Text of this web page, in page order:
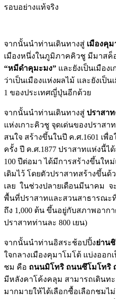
รอบอย่างแท้จริง
จากนั้นนำท่านเดินทางสู่ เมืองคุ
เมืองหนึ่งในภูมิภาคคิวชู มีมาสค็
“หมีดำคุมะมง” และยังเป็นเมือง
ว่าเป็นเมืองแห่งผลไม้ และยังเป็
1 ของประเทศญี่ปุ่นอีกด้วย
จากนั้นนำท่านเดินทางสู่ ปราสา
แห่งเกาะคิวชู จุดเด่นของปราส
สนใจ สร้างขึ้นในปี ค.ศ.1601 เพื่
ครั้ง ปี ค.ศ.1877 ปราสาทแห่งนี้
100 ปีต่อมา ได้มีการสร้างขึ้นให
เดิมไว้ โดยตัวปราสาทสร้างขึ้น
เลย ในช่วงปลายเดือนมีนาคม
พื้นที่ปราสาทและสวนสาธารณะ
ถึง 1,000 ต้น ขึ้นอยู่กับสภาพอาก
ปราสาทท่านละ 800 เยน)
จากนั้นนำท่านอิสระช้อปปิ้งย่าน
ใจกลางเมืองคุมาโมโต้ แบ่งออก
ชม คือ ถนนมิโทริ ถนนซึโมโทริ
มีหลังคาโค้งคลุม สามารถเดิน
มากมายให้ได้เลือกซื้อเลือกชมไม่